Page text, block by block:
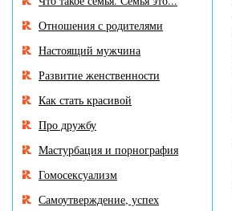
Отношения с родителями
Настоящий мужчина
Развитие женственности
Как стать красивой
Про дружбу
Мастурбация и порнография
Гомосексуализм
Самоутверждение, успех